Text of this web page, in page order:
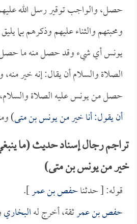
حصل، والواجب توقير رسل الله
ومحبتهم والثناء عليهم وذكرهم بما
يونس أي شيء وقد حصل منه ما حصل،
الصلاة والسلام أن يقال: إنه خير
حصل من يونس عليه الصلاة
أن يقول: أنا خير من يونس بن متى)
تراجم رجال إسناد حديث (ما
خير من يونس بن متى)
قوله: [ حدثناحفص بن عمر].
حفص بن عمرثقة، أخرج لهالبخاري